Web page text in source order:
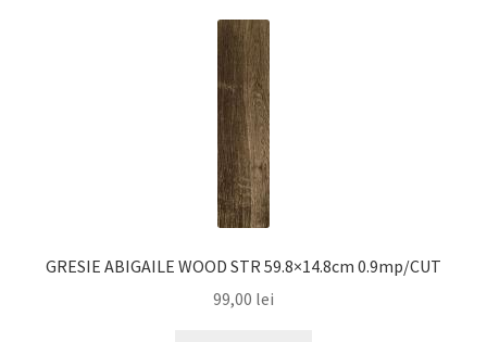
GRESIE ABIGAILE WOOD STR 59.8×14.8cm 0.9mp/CUT
99,00 lei